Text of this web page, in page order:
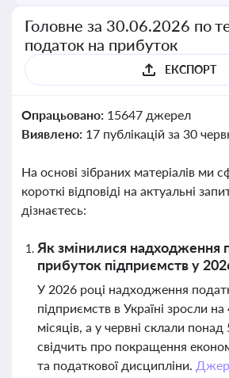
Головне за 30.06.2026 по
податок на прибуток
ЕКСПОРТ
Опрацьовано: 15647 джерел
Виявлено: 17 публікацій за 30
На основі зібраних матеріалів ми
короткі відповіді на актуальні
дізнаєтесь:
Як змінилися надходження
прибуток підприємств у
У 2026 році надходження
підприємств в Україні зросли
місяців, а у червні склали
свідчить про покращення
та податкової дисципліни.